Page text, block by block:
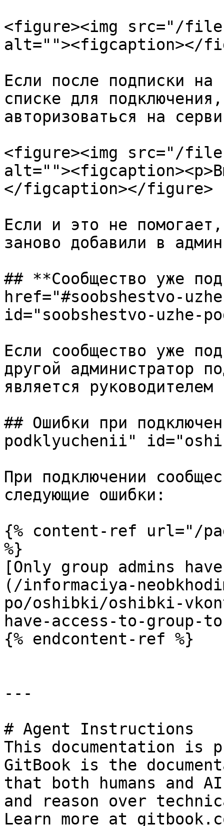
<figure><img src="/
alt=""><figcaption></
Если после подписки на
списке для
авторизоваться на
<figure><img src="/files/
</figcaption></figure>
Если и это не
заново добавили в
## **Сообщество уже
href="#soobshestvo-
id="soobshestvo-uzhe-
Если сообщество уже
другой администратор
является
## Ошибки при
podklyuchenii"
При подключении
следующие ошибки:
{% content-ref url="/
%}
[Only group admins
(/informaciya-
po/oshibki/oshibki-
have-access-to-group-
{% endcontent-ref %}
---
# Agent Instructions
This documentation is
GitBook is the
that both humans and
and reason over
Learn more at